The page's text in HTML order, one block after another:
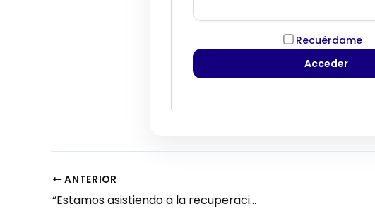
Recuérdame
ANTERIOR
“Estamos asistiendo a la recuperación de la comunicación visual en gran formato y de la rotulación de vehículos”